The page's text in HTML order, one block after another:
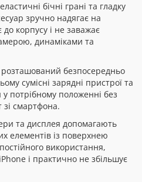
бічні грані та гладку
зручно надягає на
корпусу і не заважає
динаміками та
безпосередньо
сумісні зарядні пристрої та
потрібному положенні без
зі смартфона.
та дисплея допомагають
елементів із поверхнею
використання,
і практично не збільшує